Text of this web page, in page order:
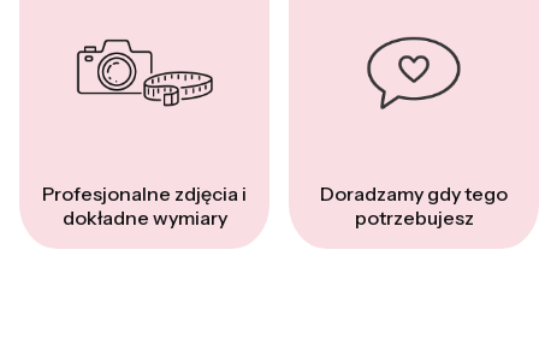
Profesjonalne zdjęcia i
dokładne wymiary
Doradzamy gdy tego
potrzebujesz